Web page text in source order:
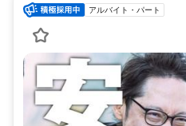
アルバイト・パート